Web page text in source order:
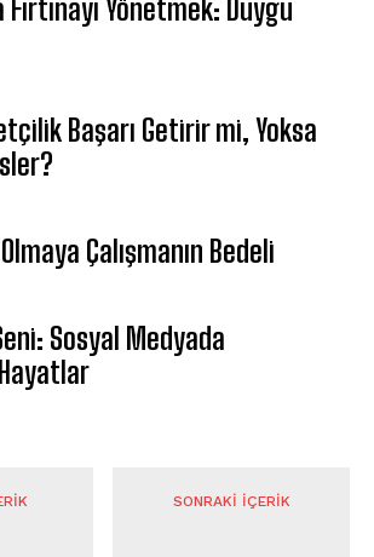
Fırtınayı Yönetmek: Duygu
Başarı Getirir mi, Yoksa
Çalışmanın Bedeli
Sosyal Medyada
SONRAKI İÇERIK